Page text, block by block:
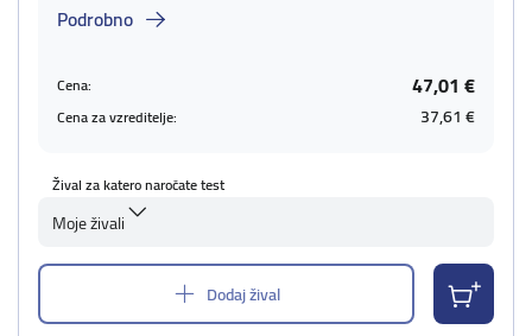
Podrobno
Cena: 47,01 €
Cena za vzreditelje: 37,61 €
Žival za katero naročate test
Moje živali
Dodaj žival